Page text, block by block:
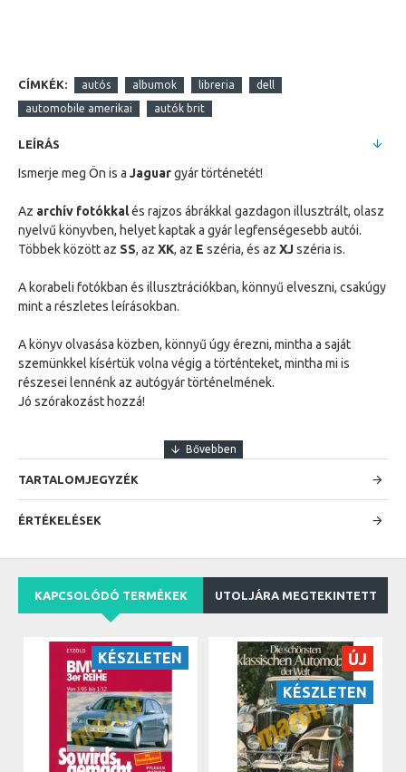
CÍMKÉK: autós albumok libreria dell
automobile amerikai autók brit
LEÍRÁS
Ismerje meg Ön is a Jaguargyár történetét!
Az archív fotókkalés rajzos ábrákkal gazdagon illusztrált, olasz
nyelvű könyvben, helyet kaptak a gyár legfenségesebb autói.
Többek között az SS, az XK, az E széria, és az XJszéria is.
A korabeli fotókban és illusztrációkban, könnyű elveszni, csakúgy
mint a részletes leírásokban.
A könyv olvasása közben, könnyű úgy érezni, mintha a saját
szemünkkel kísértük volna végig a történteket, mintha mi is
részesei lennénk az autógyár történelmének.
Jó szórakozást hozzá!
TARTALOMJEGYZÉK
ÉRTÉKELÉSEK
KAPCSOLÓDÓ TERMÉKEK UTOLJÁRA MEGTEKINTETT
KÉSZLETEN ÚJ
KÉSZLETEN